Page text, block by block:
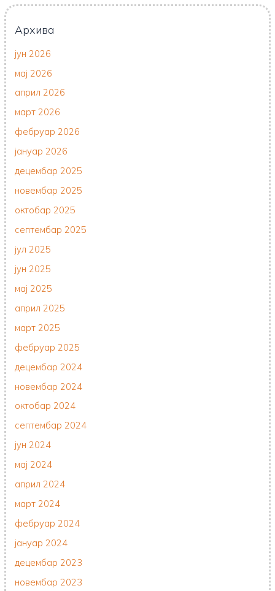
Архива
јун 2026
мај 2026
април 2026
март 2026
фебруар 2026
јануар 2026
децембар 2025
новембар 2025
октобар 2025
септембар 2025
јул 2025
јун 2025
мај 2025
април 2025
март 2025
фебруар 2025
децембар 2024
новембар 2024
октобар 2024
септембар 2024
јун 2024
мај 2024
април 2024
март 2024
фебруар 2024
јануар 2024
децембар 2023
новембар 2023